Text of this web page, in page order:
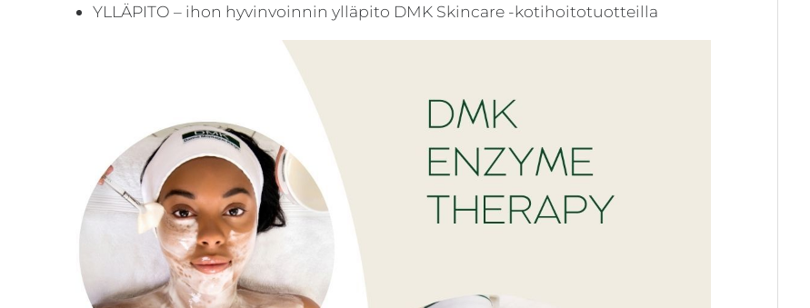
YLLÄPITO – ihon hyvinvoinnin ylläpito DMK Skincare -kotihoitotuotteilla